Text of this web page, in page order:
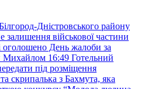
Дністровського району
залишення військової частини
оголошено День жалоби за
Михайлом 16:49 Готельний
під розміщення
скрипалька з Бахмута, яка